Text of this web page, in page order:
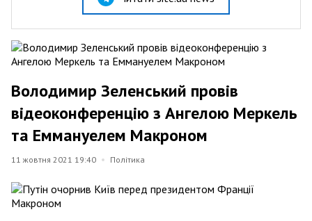
Володимир Зеленський провів
відеоконференцію з Ангелою Меркель
та Еммануелем Макроном
11 жовтня 2021 19:40 Політика